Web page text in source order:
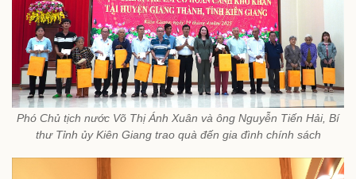
Phó Chủ tịch nước Võ Thị Ánh Xuân và ông Nguyễn Tiến Hải, Bí
thư Tỉnh ủy Kiên Giang trao quà đến gia đình chính sách